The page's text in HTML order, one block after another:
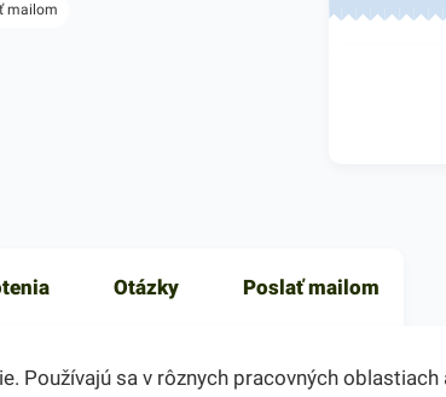
mailom
Otázky Poslať mailom
Používajú sa v rôznych pracovných